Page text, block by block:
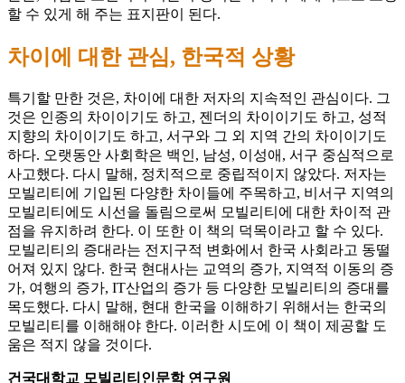
할 수 있게 해 주는 표지판이 된다.
차이에 대한 관심, 한국적 상황
특기할 만한 것은, 차이에 대한 저자의 지속적인 관심이다. 그
것은 인종의 차이이기도 하고, 젠더의 차이이기도 하고, 성적
지향의 차이이기도 하고, 서구와 그 외 지역 간의 차이이기도
하다. 오랫동안 사회학은 백인, 남성, 이성애, 서구 중심적으로
사고했다. 다시 말해, 정치적으로 중립적이지 않았다. 저자는
모빌리티에 기입된 다양한 차이들에 주목하고, 비서구 지역의
모빌리티에도 시선을 돌림으로써 모빌리티에 대한 차이적 관
점을 유지하려 한다. 이 또한 이 책의 덕목이라고 할 수 있다.
모빌리티의 증대라는 전지구적 변화에서 한국 사회라고 동떨
어져 있지 않다. 한국 현대사는 교역의 증가, 지역적 이동의 증
가, 여행의 증가, IT산업의 증가 등 다양한 모빌리티의 증대를
목도했다. 다시 말해, 현대 한국을 이해하기 위해서는 한국의
모빌리티를 이해해야 한다. 이러한 시도에 이 책이 제공할 도
움은 적지 않을 것이다.
건국대학교 모빌리티인문학 연구원